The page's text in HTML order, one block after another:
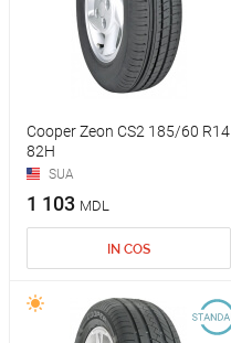
Cooper Zeon CS2 185/60 R14
82H
SUA
1 103 MDL
IN COS